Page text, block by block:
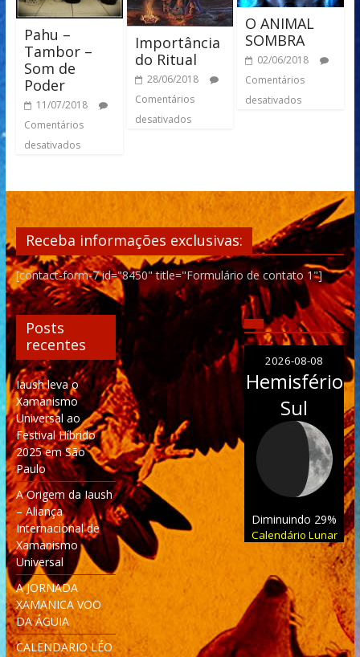
Pahu –
Tambor –
Som de
Poder
11/07/2018
Comentários
desativados
Importância
do Ritual
28/06/2018
Comentários
desativados
O ANIMAL
SOMBRA
02/06/2018
Comentários
desativados
Receba informações exclusivas:
[contact-form-7 id="8450" title="Formulário de contato 1"]
Posts
recentes
Iaush leva o
Xamanismo
Universal ao
Festival Híbrido
2025 em São
Paulo
A Origem da Iaush
– Aliança
Internacional de
Xamanismo
Universal
A JORNADA
XAMANICA VOO
DA ÁGUIA
CALENDARIO LÉO
2026-08-08
Hemisfério
Sul
Diminuindo 29%
Calendário Lunar